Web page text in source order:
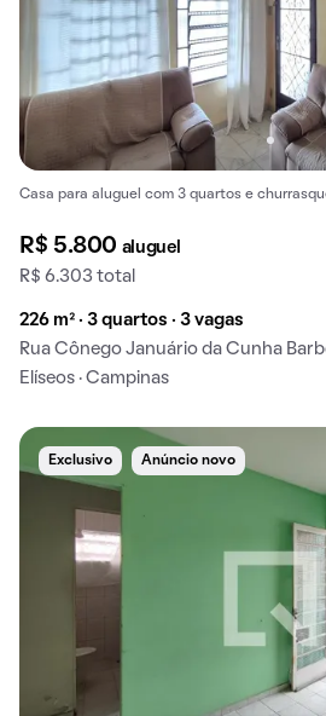
Casa para aluguel com 3 quartos e
R$ 5.800 aluguel
R$ 6.303 total
226 m² · 3 quartos · 3 vagas
Rua Cônego Januário da Cunha
Elíseos · Campinas
Exclusivo Anúncio novo